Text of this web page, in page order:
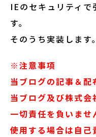
IEのセキュリティ
す。
そのうち実装します。
※注意事項
当ブログの記事＆
当ブログ及び株式会
一切責任を負いませ
使用する場合は自己